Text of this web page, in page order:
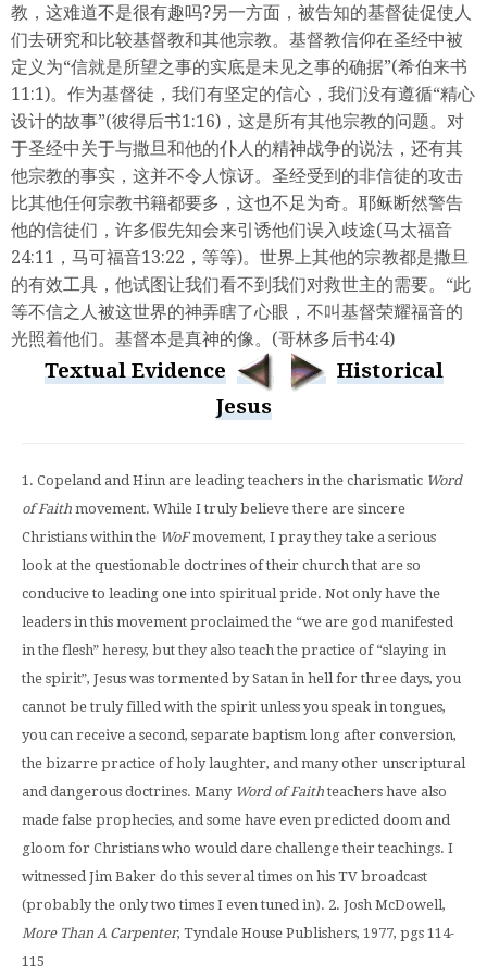
教，这难道不是很有趣吗?另一方面，被告知的基督徒促使人
们去研究和比较基督教和其他宗教。基督教信仰在圣经中被
定义为“信就是所望之事的实底是未见之事的确据”(希伯来书
11:1)。作为基督徒，我们有坚定的信心，我们没有遵循“精心
设计的故事”(彼得后书1:16)，这是所有其他宗教的问题。对
于圣经中关于与撒旦和他的仆人的精神战争的说法，还有其
他宗教的事实，这并不令人惊讶。圣经受到的非信徒的攻击
比其他任何宗教书籍都要多，这也不足为奇。耶稣断然警告
他的信徒们，许多假先知会来引诱他们误入歧途(马太福音
24:11，马可福音13:22，等等)。世界上其他的宗教都是撒旦
的有效工具，他试图让我们看不到我们对救世主的需要。“此
等不信之人被这世界的神弄瞎了心眼，不叫基督荣耀福音的
光照着他们。基督本是真神的像。(哥林多后书4:4)
Textual Evidence
Historical
Jesus
1. Copeland and Hinn are leading teachers in the charismatic Word
of Faith movement. While I truly believe there are sincere
Christians within the WoFmovement, I pray they take a serious
look at the questionable doctrines of their church that are so
conducive to leading one into spiritual pride. Not only have the
leaders in this movement proclaimed the “we are god manifested
in the flesh” heresy, but they also teach the practice of “slaying in
the spirit”, Jesus was tormented by Satan in hell for three days, you
cannot be truly filled with the spirit unless you speak in tongues,
you can receive a second, separate baptism long after conversion,
the bizarre practice of holy laughter, and many other unscriptural
and dangerous doctrines. Many Word of Faith teachers have also
made false prophecies, and some have even predicted doom and
gloom for Christians who would dare challenge their teachings. I
witnessed Jim Baker do this several times on his TV broadcast
(probably the only two times I even tuned in). 2. Josh McDowell,
More Than A Carpenter, Tyndale House Publishers, 1977, pgs 114-
115